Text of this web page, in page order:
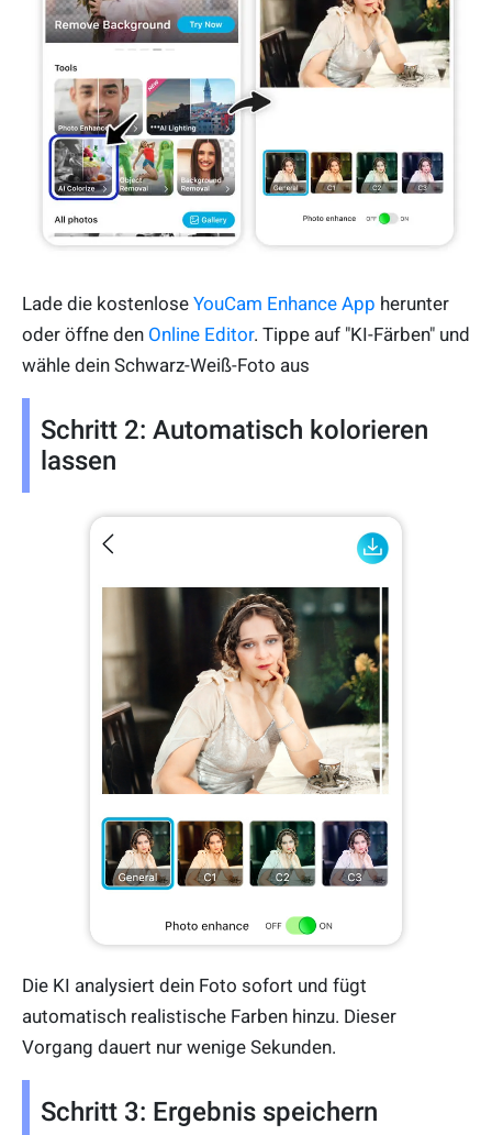
Lade die kostenlose YouCam Enhance App herunter
oder öffne den Online Editor. Tippe auf "KI-Färben" und
wähle dein Schwarz-Weiß-Foto aus
Schritt 2: Automatisch kolorieren
lassen
Die KI analysiert dein Foto sofort und fügt
automatisch realistische Farben hinzu. Dieser
Vorgang dauert nur wenige Sekunden.
Schritt 3: Ergebnis speichern